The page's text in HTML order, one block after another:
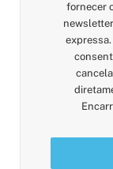
fornecer